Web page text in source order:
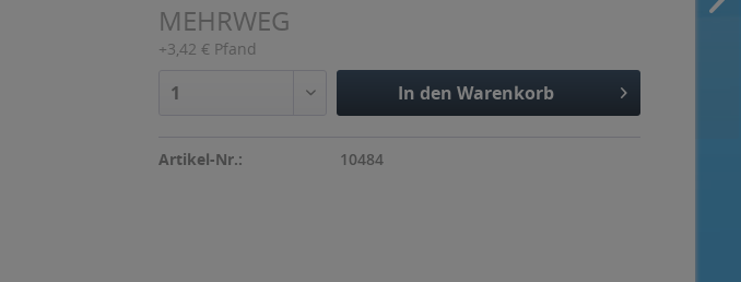
MEHRWEG
+3,42 € Pfand
In den Warenkorb
Artikel-Nr.: 10484